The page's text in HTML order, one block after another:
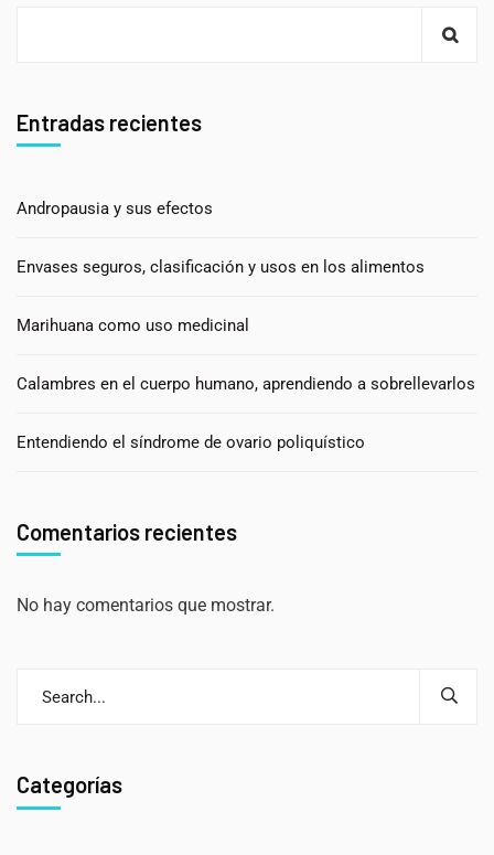
Entradas recientes
Andropausia y sus efectos
Envases seguros, clasificación y usos en los alimentos
Marihuana como uso medicinal
Calambres en el cuerpo humano, aprendiendo a sobrellevarlos
Entendiendo el síndrome de ovario poliquístico
Comentarios recientes
No hay comentarios que mostrar.
Categorías